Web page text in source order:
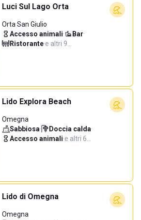
Luci Sul Lago Orta
Orta San Giulio
Accesso animali· Bar·
Ristorante·e altri 9…
Lido Explora Beach
Omegna
Sabbiosa· Doccia calda·
Accesso animali·e altri 6…
Lido di Omegna
Omegna